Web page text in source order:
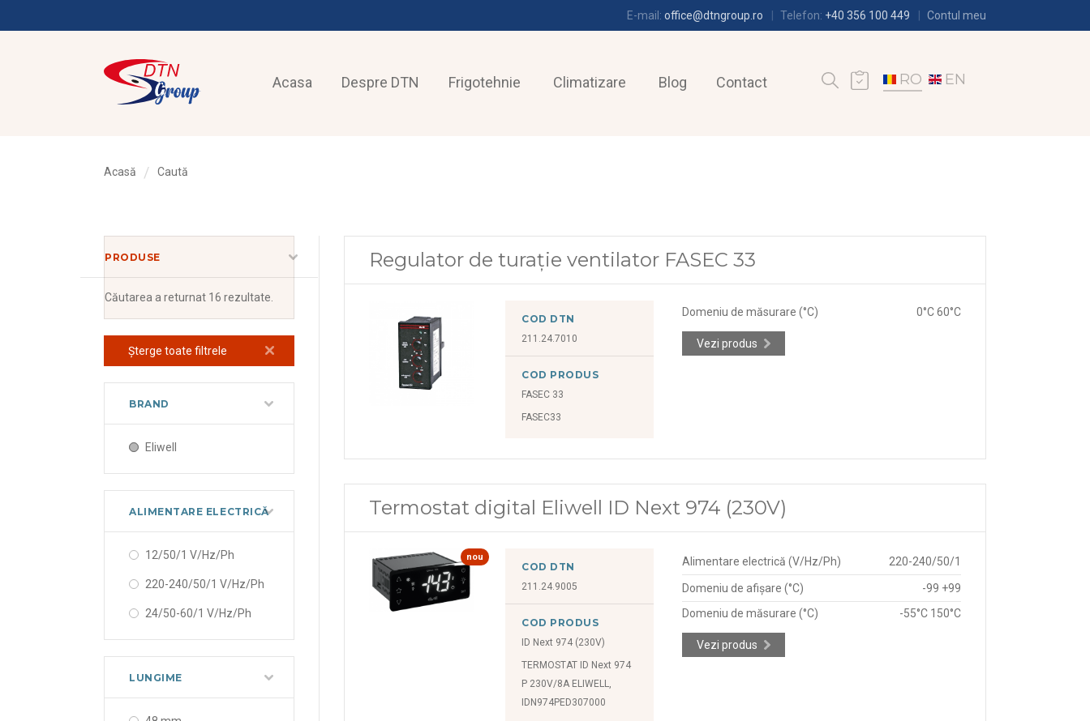
E-mail: office@dtngroup.ro Telefon: +40 356 100 449 Contul meu
Acasa Despre DTN Frigotehnie Climatizare Blog Contact RO EN
Acasă Caută
PRODUSE
Căutarea a returnat 16 rezultate.
Șterge toate filtrele
BRAND
Eliwell
ALIMENTARE ELECTRICĂ
12/50/1 V/Hz/Ph
220-240/50/1 V/Hz/Ph
24/50-60/1 V/Hz/Ph
LUNGIME
Regulator de turație ventilator FASEC 33
COD DTN
211.24.7010
COD PRODUS
FASEC 33
FASEC33
Domeniu de măsurare (°C) 0°C 60°C
Vezi produs
Termostat digital Eliwell ID Next 974 (230V)
nou
COD DTN
211.24.9005
COD PRODUS
ID Next 974 (230V)
TERMOSTAT ID Next 974
P 230V/8A ELIWELL,
IDN974PED307000
Alimentare electrică (V/Hz/Ph) 220-240/50/1
Domeniu de afișare (°C)
-99 +99
Domeniu de măsurare (°C)
-55°C 150°C
Vezi produs